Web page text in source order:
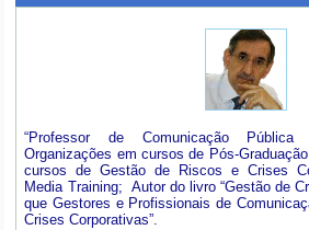
“Professor de Comunicação
Organizações em cursos de Pós-
cursos de Gestão de Riscos e Crises
Media Training; Autor do livro “Gestão de
que Gestores e Profissionais de
Crises Corporativas”.